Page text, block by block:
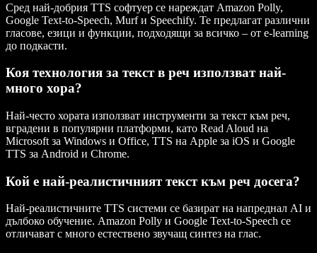
Сред най-добрия TTS софтуер се нареждат Amazon Polly,
Google Text-to-Speech, Murf и Speechify. Те предлагат различни
гласове, езици и функции, подходящи за всичко – от e-learning
до подкасти.
Коя технология за текст в реч използват най-
много хора?
Най-често хората използват инструменти за текст към реч,
вградени в популярни платформи, като Read Aloud на
Microsoft за Windows и Office, TTS на Apple за iOS и Google
TTS за Android и Chrome.
Кой е най-реалистичният текст към реч досега?
Най-реалистичните TTS системи се базират на напреднал AI и
дълбоко обучение. Amazon Polly и Google Text-to-Speech се
отличават с много естествено звучащ синтез на глас.